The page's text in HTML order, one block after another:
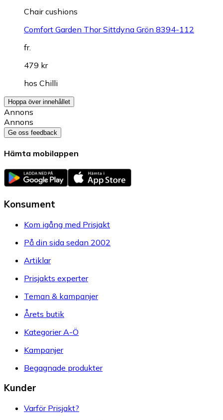
Chair cushions
Comfort Garden Thor Sittdyna Grön 8394-112
fr.
479 kr
hos Chilli
Hoppa över innehållet
Annons
Annons
Ge oss feedback
Hämta mobilappen
Konsument
Kom igång med Prisjakt
På din sida sedan 2002
Artiklar
Prisjakts experter
Teman & kampanjer
Årets butik
Kategorier A-Ö
Kampanjer
Begagnade produkter
Kunder
Varför Prisjakt?